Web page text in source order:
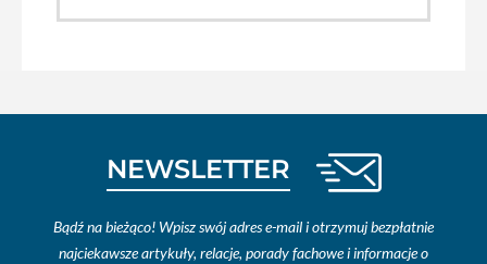
NEWSLETTER
Bądź na bieżąco! Wpisz swój adres e-mail i otrzymuj bezpłatnie
najciekawsze artykuły, relacje, porady fachowe i informacje o